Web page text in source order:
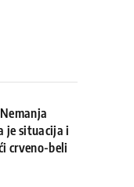
je situacija i
crveno-beli